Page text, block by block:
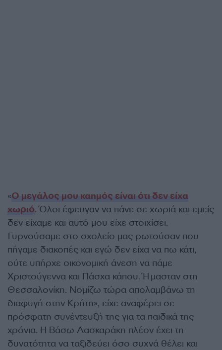
«Ο μεγάλος μου καημός είναι ότι δεν είχα
χωριό. Όλοι έφευγαν να πάνε σε χωριά και εμείς
δεν είχαμε και αυτό μου είχε στοιχίσει.
Γυρνούσαμε στο σχολείο μας ρωτούσαν που
πήγαμε διακοπές και εγώ δεν είχα να πω κάτι,
ούτε υπήρχε οικονομική άνεση να πάμε
Χριστούγεννα και Πάσχα κάπου. Ήμασταν στη
Θεσσαλονίκη. Νομίζω τώρα απολαμβάνω τη
διαφυγή στην Κρήτη», είχε αναφέρει σε
πρόσφατη συνέντευξή της για τα παιδικά της
χρόνια. Η Βάσω Λασκαράκη πλέον έχει τη
δυνατότητα να ταξιδεύει όσο συχνά θέλει και